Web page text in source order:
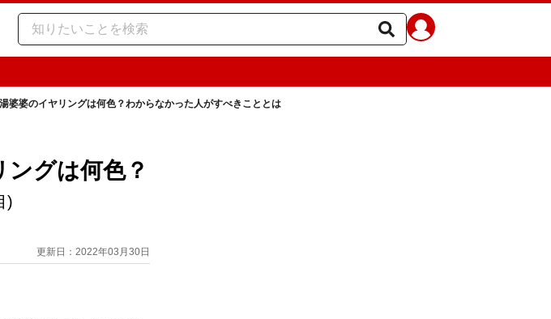
婆婆のイヤリングは何色？わからなかった人がすべきこととは
ングは何色？
)
更新日：2022年03月30日